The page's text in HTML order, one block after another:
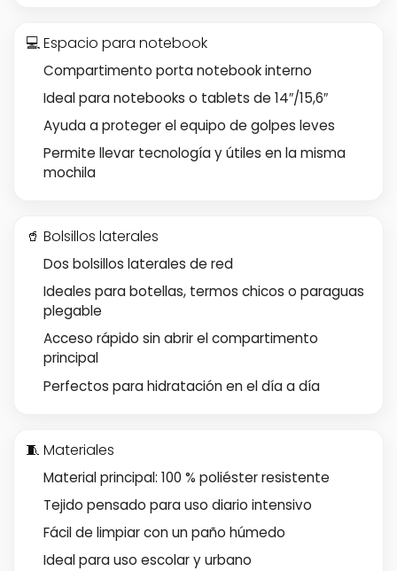
💻 Espacio para notebook
Compartimento porta notebook interno
Ideal para notebooks o tablets de 14″/15,6″
Ayuda a proteger el equipo de golpes leves
Permite llevar tecnología y útiles en la misma
mochila
🥤 Bolsillos laterales
Dos bolsillos laterales de red
Ideales para botellas, termos chicos o paraguas
plegable
Acceso rápido sin abrir el compartimento
principal
Perfectos para hidratación en el día a día
🧵 Materiales
Material principal: 100 % poliéster resistente
Tejido pensado para uso diario intensivo
Fácil de limpiar con un paño húmedo
Ideal para uso escolar y urbano